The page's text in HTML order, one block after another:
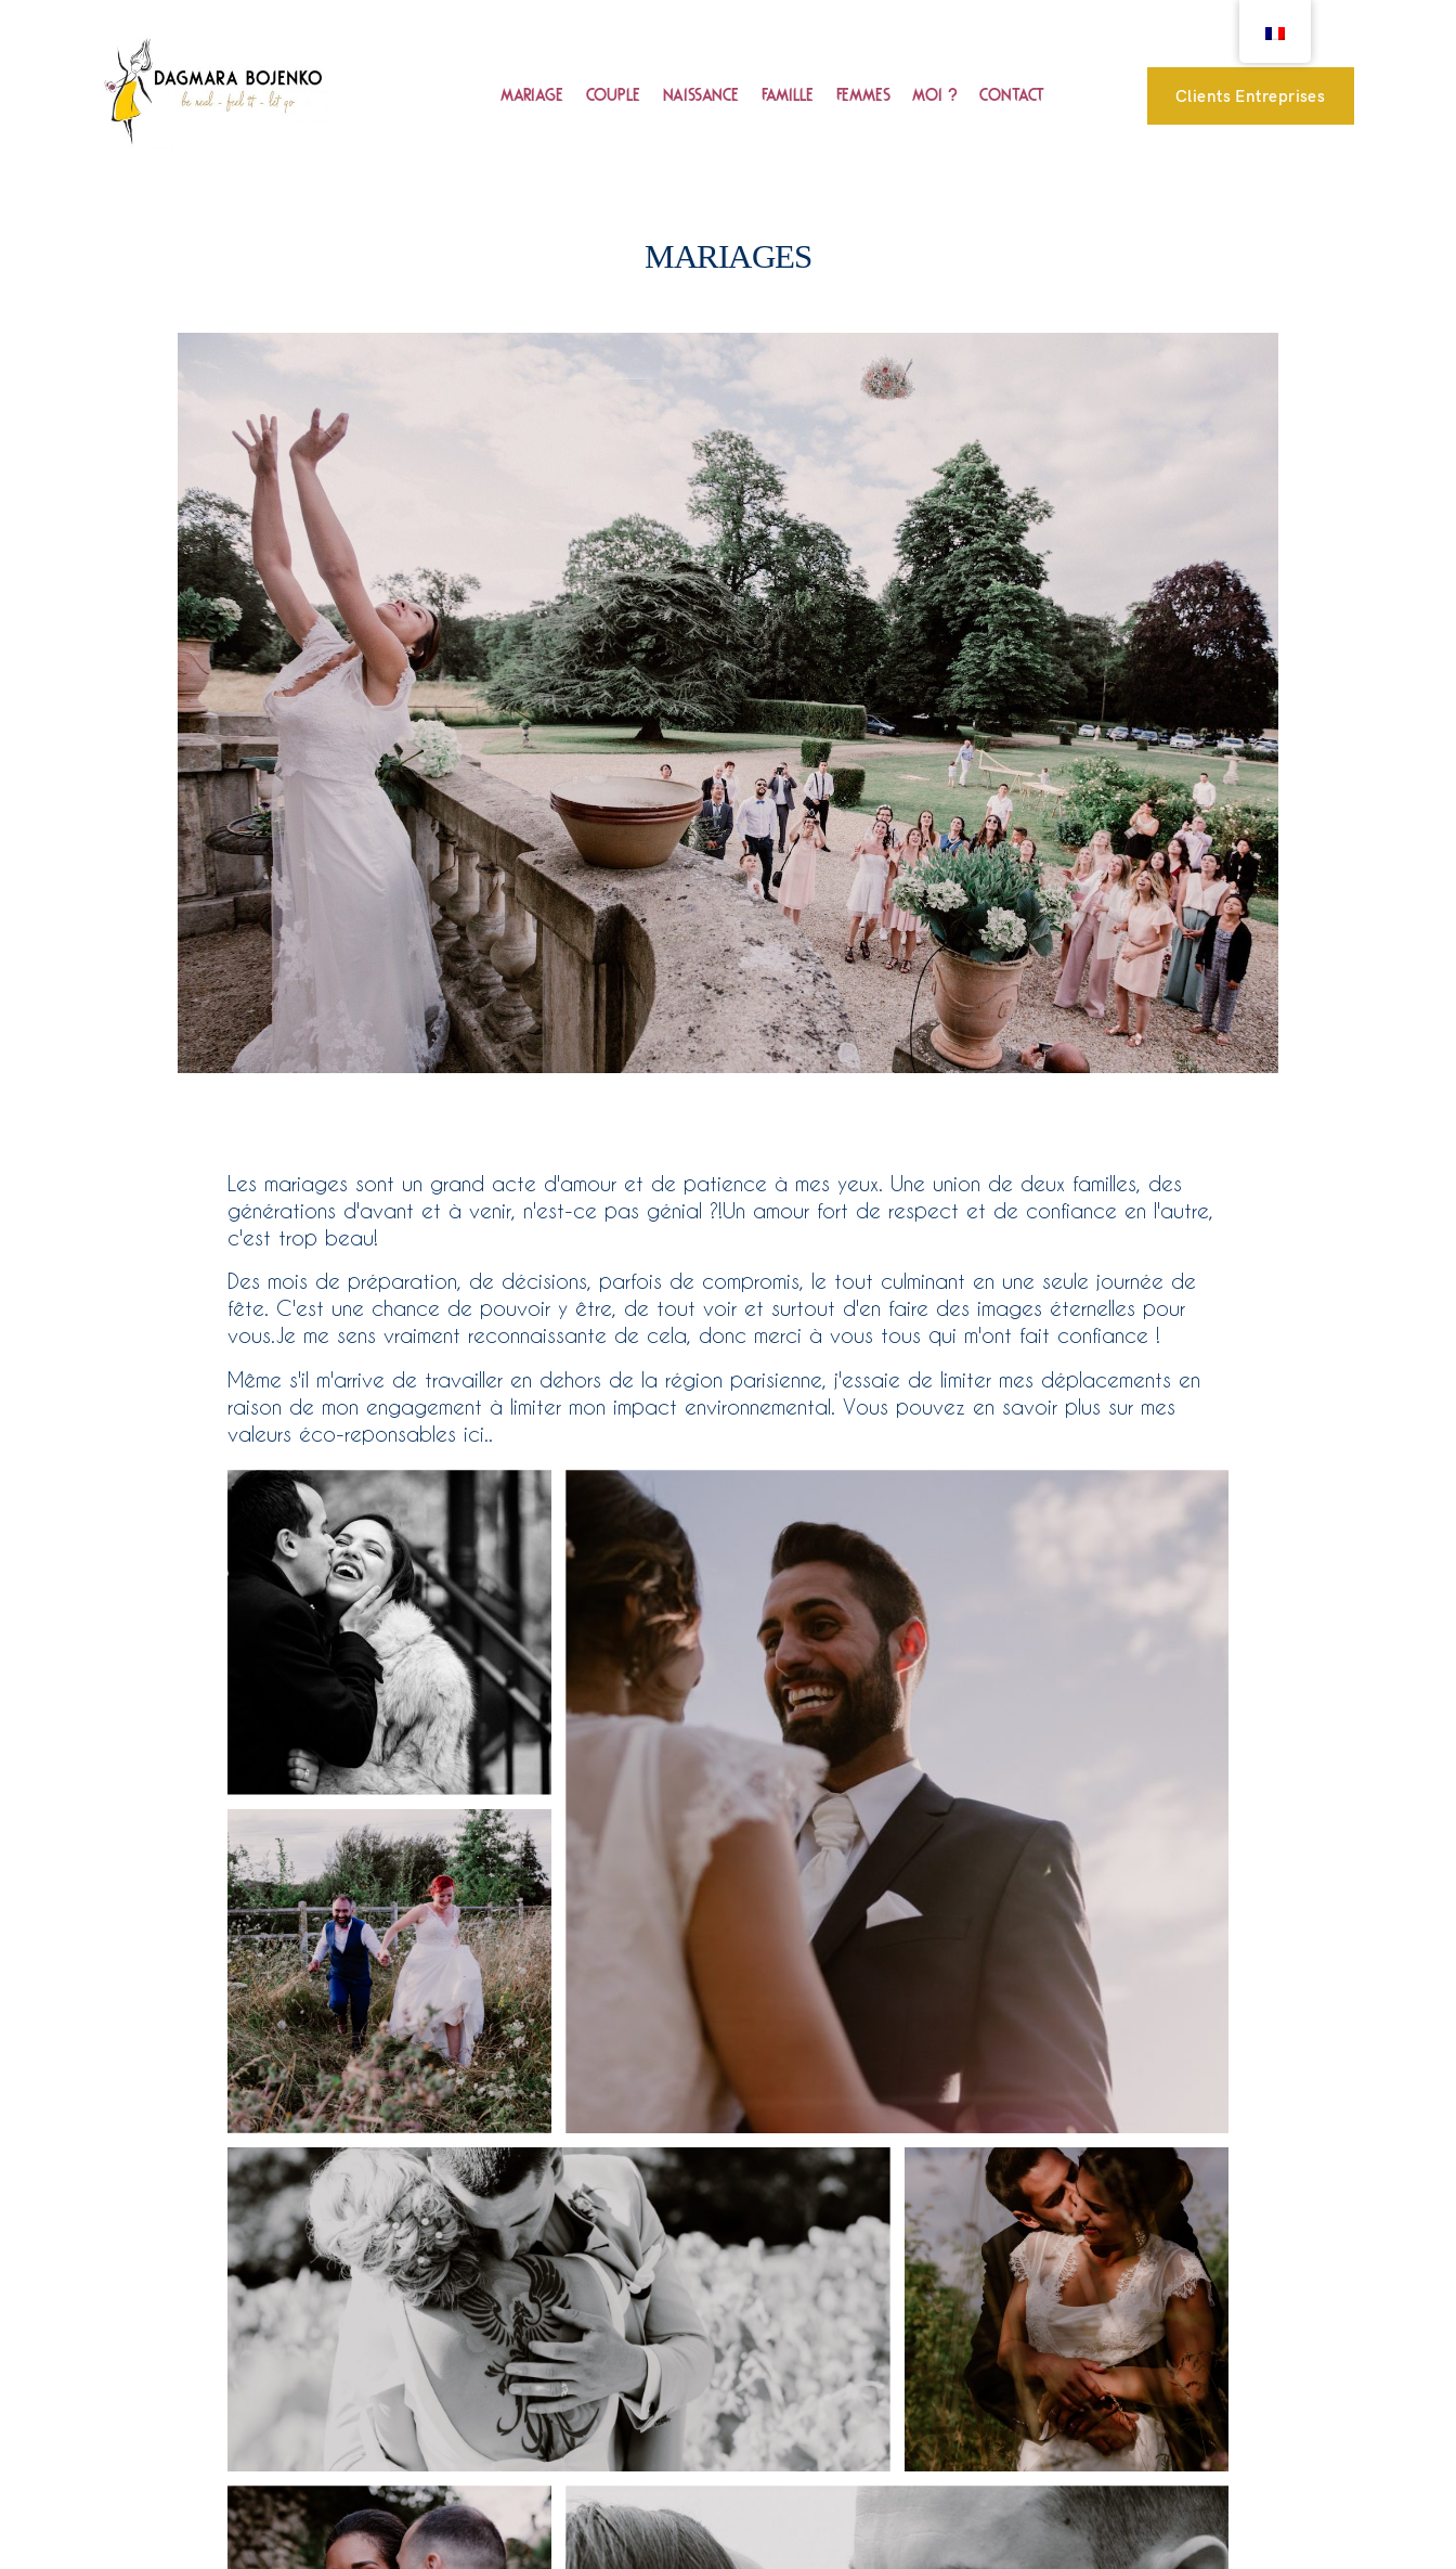
MARIAGE COUPLE NAISSANCE FAMILLE FEMMES MOI ? CONTACT Clients Entreprises
MARIAGES
Les mariages sont un grand acte d'amour et de patience à mes yeux. Une union de deux familles, des
générations d'avant et à venir, n'est-ce pas génial ?!Un amour fort de respect et de confiance en l'autre,
c'est trop beau!
Des mois de préparation, de décisions, parfois de compromis, le tout culminant en une seule journée de
fête. C'est une chance de pouvoir y être, de tout voir et surtout d'en faire des images éternelles pour
vous.Je me sens vraiment reconnaissante de cela, donc merci à vous tous qui m'ont fait confiance !
Même s'il m'arrive de travailler en dehors de la région parisienne, j'essaie de limiter mes déplacements en
raison de mon engagement à limiter mon impact environnemental. Vous pouvez en savoir plus sur mes
valeurs éco-reponsables ici.